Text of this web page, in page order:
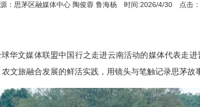
：思茅区融媒体中心 陶俊蓉 鲁海杨 时间:2026/4/30 点击
华文媒体联盟中国行之走进云南活动的媒体代表走
文旅融合发展的鲜活实践，用镜头与笔触记录思茅故